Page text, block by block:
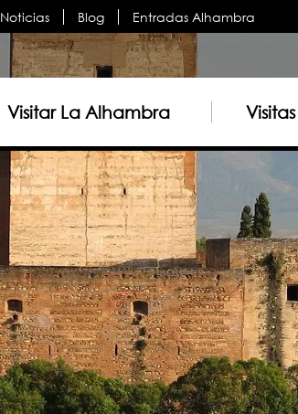
Noticias Blog Entradas Alhambra
Visitar La Alhambra